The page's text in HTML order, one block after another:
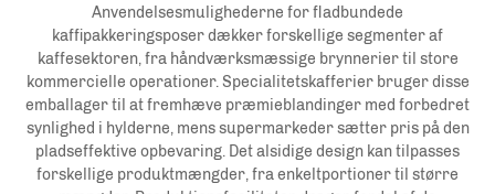
Anvendelsesmulighederne for fladbundede
kaffipakkeringsposer dækker forskellige segmenter af
kaffesektoren, fra håndværksmæssige brynnerier til store
kommercielle operationer. Specialitetskafferier bruger disse
emballager til at fremhæve præmieblandinger med forbedret
synlighed i hylderne, mens supermarkeder sætter pris på den
pladseffektive opbevaring. Det alsidige design kan tilpasses
forskellige produktmængder, fra enkeltportioner til større